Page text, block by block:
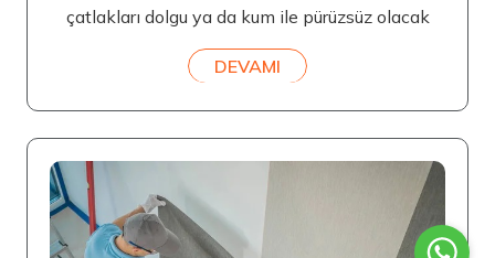
çatlakları dolgu ya da kum ile pürüzsüz olacak
DEVAMI